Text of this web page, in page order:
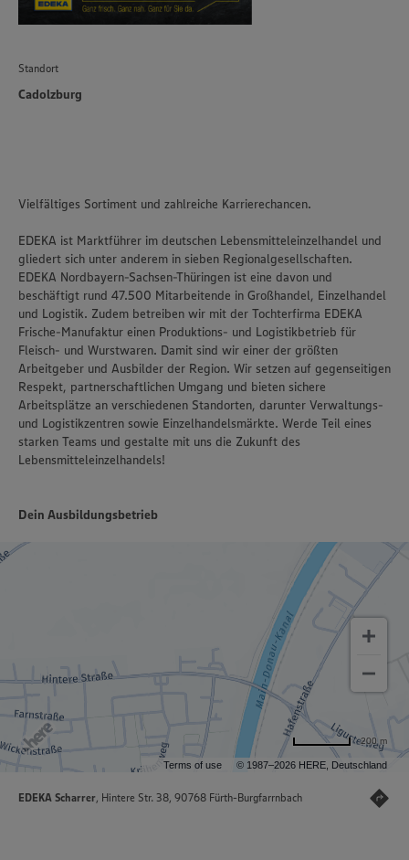
Standort
Cadolzburg
Vielfältiges Sortiment und zahlreiche Karrierechancen.
EDEKA ist Marktführer im deutschen Lebensmitteleinzelhandel und
gliedert sich unter anderem in sieben Regionalgesellschaften.
EDEKA Nordbayern-Sachsen-Thüringen ist eine davon und
beschäftigt rund 47.500 Mitarbeitende in Großhandel, Einzelhandel
und Logistik. Zudem betreiben wir mit der Tochterfirma EDEKA
Frische-Manufaktur einen Produktions- und Logistikbetrieb für
Fleisch- und Wurstwaren. Damit sind wir einer der größten
Arbeitgeber und Ausbilder der Region. Wir setzen auf gegenseitigen
Respekt, partnerschaftlichen Umgang und bieten sichere
Arbeitsplätze an verschiedenen Standorten, darunter Verwaltungs-
und Logistikzentren sowie Einzelhandelsmärkte. Werde Teil eines
starken Teams und gestalte mit uns die Zukunft des
Lebensmitteleinzelhandels!
Dein Ausbildungsbetrieb
Terms of use © 1987–2026 HERE, Deutschland
200 m
EDEKA Scharrer, Hintere Str. 38, 90768 Fürth-Burgfarrnbach